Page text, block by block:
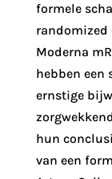
formele
randomized
Moderna
hebben een
ernstige
hun
van een